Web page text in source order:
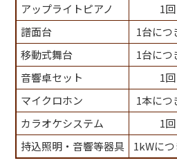
アップライトピアノ
1回
譜面台
1台につ
移動式舞台
1台につ
音響卓セット
1回
マイクロホン
1本につ
カラオケシステム
1回
持込照明・音響等器具
1kWに